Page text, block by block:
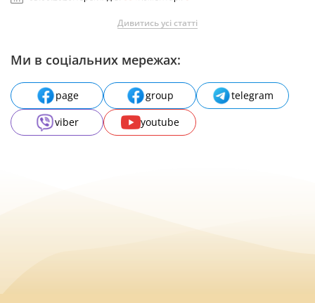
Дивитись усі статті
Ми в соціальних мережах:
page group
telegram
viber
youtube